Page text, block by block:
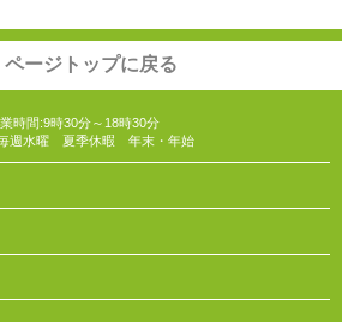
ページトップに戻る
時間:9時30分～18時30分
週水曜 夏季休暇 年末・年始